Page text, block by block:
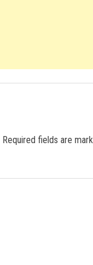
Required fields are